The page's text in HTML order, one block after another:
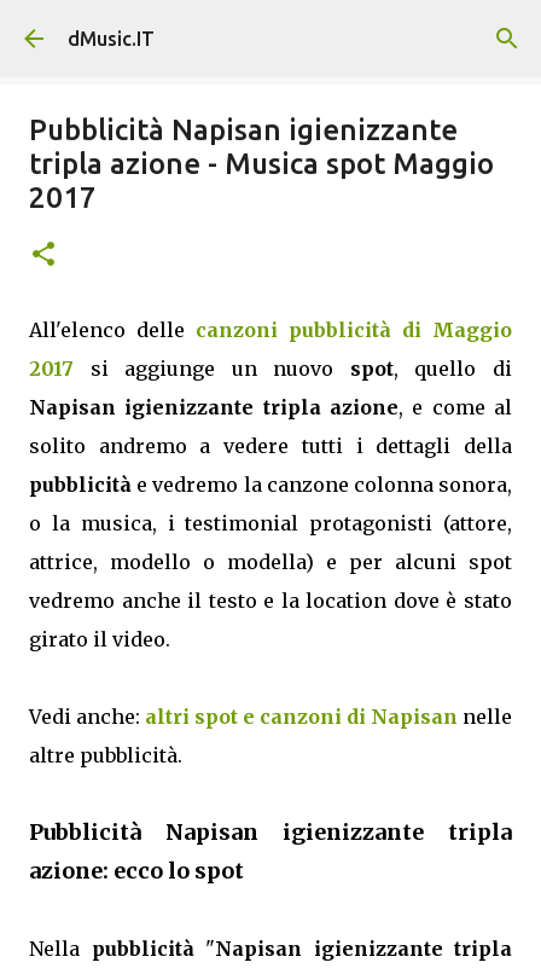
Passa ai contenuti principali
dMusic.IT
Pubblicità Napisan igienizzante
tripla azione - Musica spot Maggio
2017
All'elenco delle canzoni pubblicità di Maggio
2017 si aggiunge un nuovo spot, quello di
Napisan igienizzante tripla azione, e come al
solito andremo a vedere tutti i dettagli della
pubblicità e vedremo la canzone colonna sonora,
o la musica, i testimonial protagonisti (attore,
attrice, modello o modella) e per alcuni spot
vedremo anche il testo e la location dove è stato
girato il video.
Vedi anche: altri spot e canzoni di Napisan nelle
altre pubblicità.
Pubblicità Napisan igienizzante tripla
azione: ecco lo spot
Nella pubblicità"Napisan igienizzante tripla